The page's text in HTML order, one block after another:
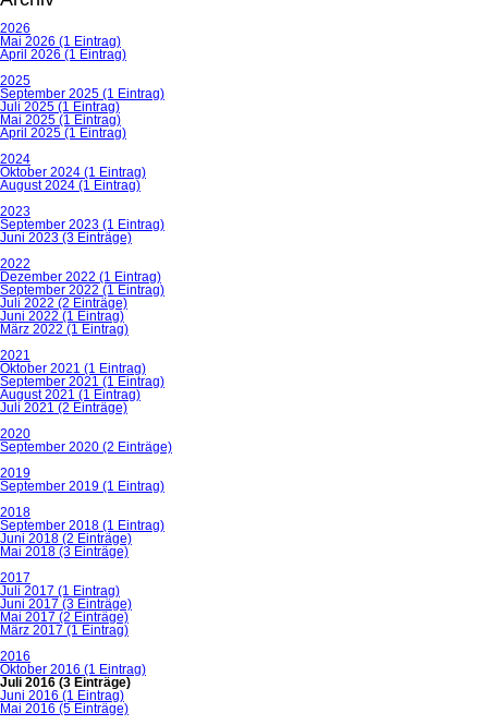
2026
Mai 2026 (1 Eintrag)
April 2026 (1 Eintrag)
2025
September 2025 (1 Eintrag)
Juli 2025 (1 Eintrag)
Mai 2025 (1 Eintrag)
April 2025 (1 Eintrag)
2024
Oktober 2024 (1 Eintrag)
August 2024 (1 Eintrag)
2023
September 2023 (1 Eintrag)
Juni 2023 (3 Einträge)
2022
Dezember 2022 (1 Eintrag)
September 2022 (1 Eintrag)
Juli 2022 (2 Einträge)
Juni 2022 (1 Eintrag)
März 2022 (1 Eintrag)
2021
Oktober 2021 (1 Eintrag)
September 2021 (1 Eintrag)
August 2021 (1 Eintrag)
Juli 2021 (2 Einträge)
2020
September 2020 (2 Einträge)
2019
September 2019 (1 Eintrag)
2018
September 2018 (1 Eintrag)
Juni 2018 (2 Einträge)
Mai 2018 (3 Einträge)
2017
Juli 2017 (1 Eintrag)
Juni 2017 (3 Einträge)
Mai 2017 (2 Einträge)
März 2017 (1 Eintrag)
2016
Oktober 2016 (1 Eintrag)
Juli 2016 (3 Einträge)
Juni 2016 (1 Eintrag)
Mai 2016 (5 Einträge)